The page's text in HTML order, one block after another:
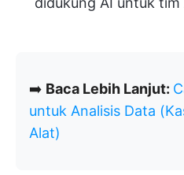
➡️ Baca Lebih Lanjut:
untuk Analisis Data
Alat)